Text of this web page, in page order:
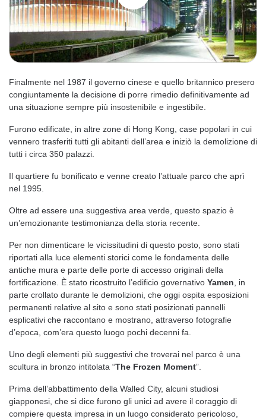
Finalmente nel 1987 il governo cinese e quello britannico presero
congiuntamente la decisione di porre rimedio definitivamente ad
una situazione sempre più insostenibile e ingestibile.
Furono edificate, in altre zone di Hong Kong, case popolari in cui
vennero trasferiti tutti gli abitanti dell’area e iniziò la demolizione di
tutti i circa 350 palazzi.
Il quartiere fu bonificato e venne creato l’attuale parco che aprì
nel 1995.
Oltre ad essere una suggestiva area verde, questo spazio è
un’emozionante testimonianza della storia recente.
Per non dimenticare le vicissitudini di questo posto, sono stati
riportati alla luce elementi storici come le fondamenta delle
antiche mura e parte delle porte di accesso originali della
fortificazione. È stato ricostruito l’edificio governativo Yamen , in
parte crollato durante le demolizioni, che oggi ospita esposizioni
permanenti relative al sito e sono stati posizionati pannelli
esplicativi che raccontano e mostrano, attraverso fotografie
d’epoca, com’era questo luogo pochi decenni fa.
Uno degli elementi più suggestivi che troverai nel parco è una
scultura in bronzo intitolata “The Frozen Moment”.
Prima dell’abbattimento della Walled City, alcuni studiosi
giapponesi, che si dice furono gli unici ad avere il coraggio di
compiere questa impresa in un luogo considerato pericoloso,